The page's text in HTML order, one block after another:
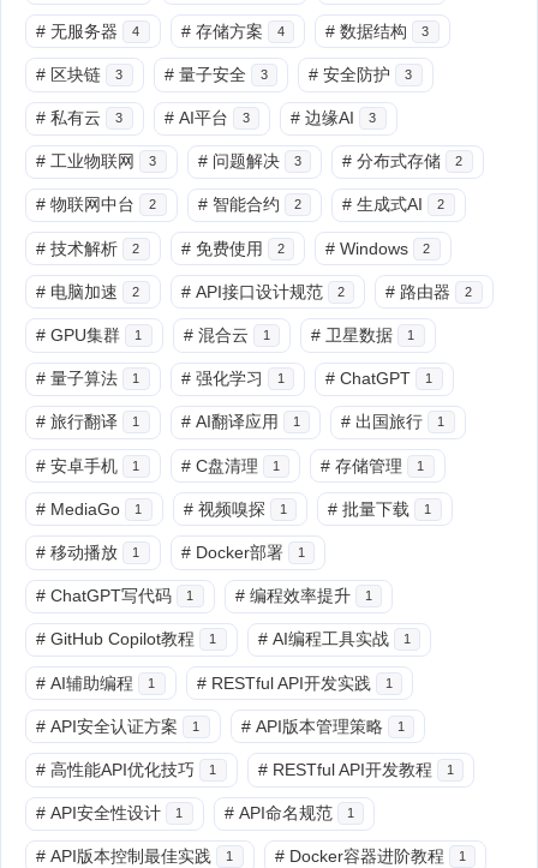
# 无服务器 4 # 存储方案 4 # 数据结构 3
# 区块链 3 # 量子安全 3 # 安全防护 3
# 私有云 3 # AI平台 3 # 边缘AI 3
# 工业物联网 3 # 问题解决 3 # 分布式存储 2
# 物联网中台 2 # 智能合约 2 # 生成式AI 2
# 技术解析 2 # 免费使用 2 # Windows 2
# 电脑加速 2 # API接口设计规范 2 # 路由器 2
# GPU集群 1 # 混合云 1 # 卫星数据 1
# 量子算法 1 # 强化学习 1 # ChatGPT 1
# 旅行翻译 1 # AI翻译应用 1 # 出国旅行 1
# 安卓手机 1 # C盘清理 1 # 存储管理 1
# MediaGo 1 # 视频嗅探 1 # 批量下载 1
# 移动播放 1 # Docker部署 1
# ChatGPT写代码 1 # 编程效率提升 1
# GitHub Copilot教程 1 # AI编程工具实战 1
# AI辅助编程 1 # RESTful API开发实践 1
# API安全认证方案 1 # API版本管理策略 1
# 高性能API优化技巧 1 # RESTful API开发教程 1
# API安全性设计 1 # API命名规范 1
# API版本控制最佳实践 1 # Docker容器进阶教程 1